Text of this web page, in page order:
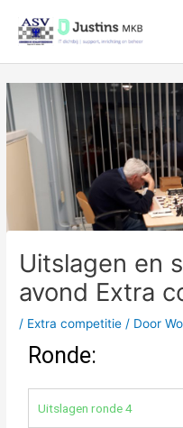
naar
inhoud
Uitslagen en
avond Extra
/ Extra competitie / Door
Ronde:
Uitslagen ronde 4
Bericht
navigatie